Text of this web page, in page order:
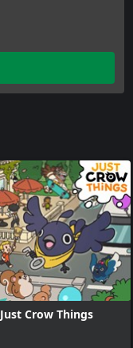
Just Crow Things